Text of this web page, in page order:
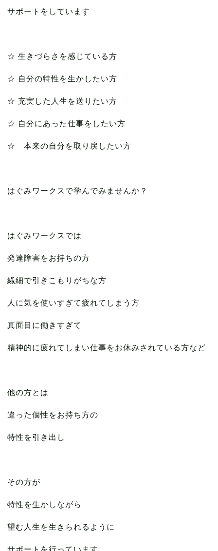
サポートをしています
☆ 生きづらさを感じている方
☆ 自分の特性を生かしたい方
☆ 充実した人生を送りたい方
☆ 自分にあった仕事をしたい方
☆ 本来の自分を取り戻したい方
はぐみワークスで学んでみませんか？
はぐみワークスでは
発達障害をお持ちの方
繊細で引きこもりがちな方
人に気を使いすぎて疲れてしまう方
真面目に働きすぎて
精神的に疲れてしまい仕事をお休みされている方など
他の方とは
違った個性をお持ち方の
特性を引き出し
その方が
特性を生かしながら
望む人生を生きられるように
サポートを行っています